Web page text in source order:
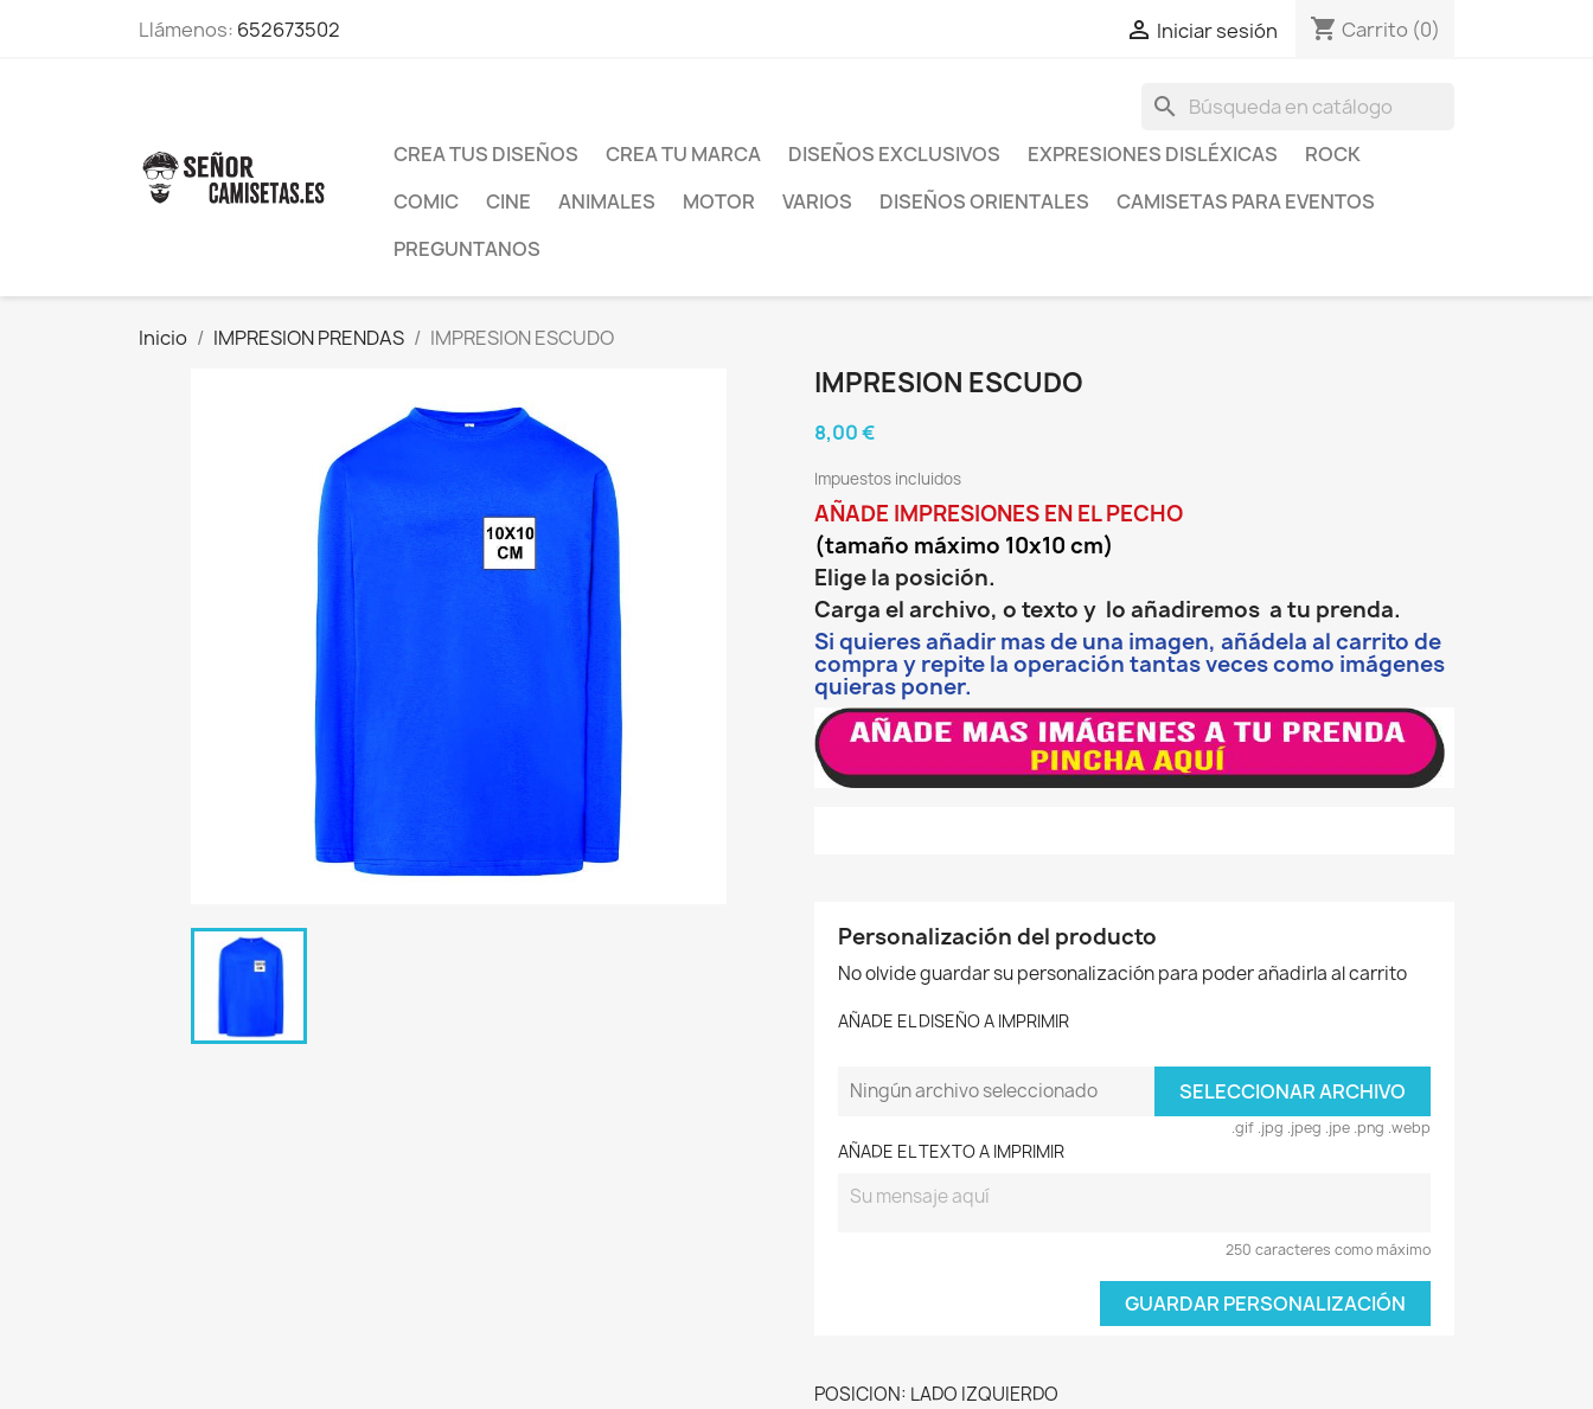
Llámenos: 652673502  Iniciar sesión shopping_cart Carrito (0)
search
CREA TUS DISEÑOS CREA TU MARCA DISEÑOS EXCLUSIVOS EXPRESIONES DISLÉXICAS
ROCK
COMIC
CINE ANIMALES MOTOR VARIOS DISEÑOS ORIENTALES
CAMISETAS PARA EVENTOS
PREGUNTANOS
Inicio IMPRESION PRENDAS IMPRESION ESCUDO
IMPRESION ESCUDO
8,00 €
Impuestos incluidos
AÑADE IMPRESIONES EN EL PECHO
(tamaño máximo 10x10 cm)
Elige la posición.
Carga el archivo, o texto y lo añadiremos a tu prenda.
Si quieres añadir mas de una imagen, añádela al carrito de
compra y repite la operación tantas veces como imágenes
quieras poner.
Personalización del producto
No olvide guardar su personalización para poder añadirla al carrito
AÑADE EL DISEÑO A IMPRIMIR
Ningún archivo seleccionado SELECCIONAR ARCHIVO
.gif .jpg .jpeg .jpe .png .webp
AÑADE EL TEXTO A IMPRIMIR
250 caracteres como máximo
GUARDAR PERSONALIZACIÓN
POSICION: LADO IZQUIERDO